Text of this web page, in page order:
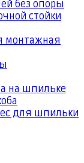
без опоры
стойки
монтажная
на шпильке
для шпильки